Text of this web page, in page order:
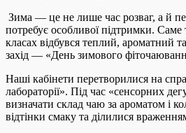
Зима — це не лише час розваг, а й
потребує особливої підтримки.
класах відбувся теплий, ароматний
захід — «День зимового
Наші кабінети перетворилися на
лабораторії». Під час «сенсорних
визначати склад чаю за ароматом і
відтінки смаку та ділилися